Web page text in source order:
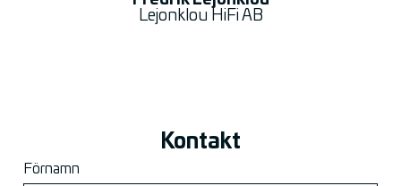
Lejonklou HiFi AB
Kontakt
Förnamn